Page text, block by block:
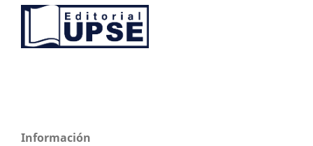
Información